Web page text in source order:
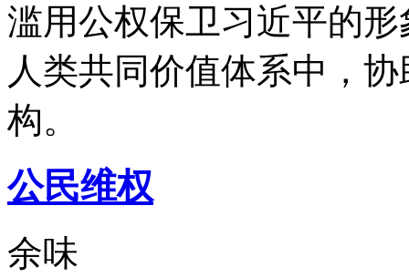
滥用公权保卫习近平的
人类共同价值体系中，
构。
公民维权
余味